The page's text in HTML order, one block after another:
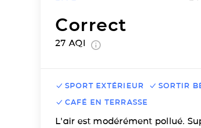
Correct
27 AQI
SPORT EXTÉRIEUR
SORTIR
CAFÉ EN TERRASSE
L'air est modérément pollué.